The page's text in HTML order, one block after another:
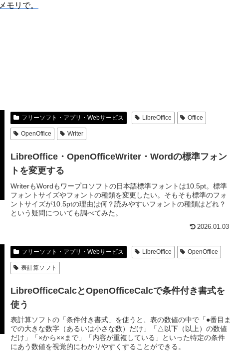
メモリで。
フリーソフト・アプリ・Webサービス LibreOffice Office
OpenOffice Writer
LibreOffice・OpenOfficeWriter・Wordの標準フォン
トを変更する
WriterもWordもワープロソフトの日本語標準フォントは10.5pt。標準
フォントサイズやフォントの種類を変更したい。そもそも標準のフォ
ントサイズが10.5ptの理由は何？読みやすいフォントの種類はどれ？
という疑問についても調べてみた。
2026.01.03
フリーソフト・アプリ・Webサービス LibreOffice OpenOffice
表計算ソフト
LibreOfficeCalcとOpenOfficeCalcで条件付き書式を
使う
表計算ソフトの「条件付き書式」を使うと、表の数値の中で「●番目ま
での大きな数字（あるいは小さな数）だけ」「△以下（以上）の数値
だけ」「×から××まで」「内容が重複している」といった特定の条件
にあう数値を視覚的にわかりやすくすることができる。